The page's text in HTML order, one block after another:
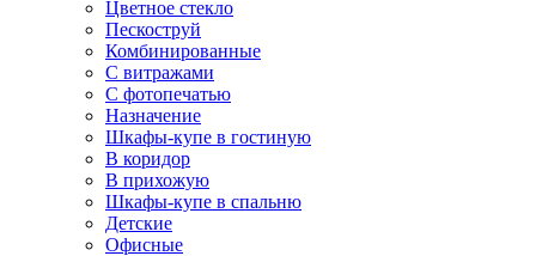
Цветное стекло
Пескоструй
Комбинированные
С витражами
С фотопечатью
Назначение
Шкафы-купе в гостиную
В коридор
В прихожую
Шкафы-купе в спальню
Детские
Офисные